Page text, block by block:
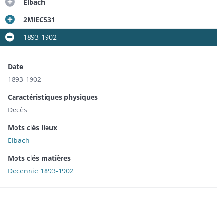
Elbach
2MiEC531
1893-1902
Date
1893-1902
Caractéristiques physiques
Décès
Mots clés lieux
Elbach
Mots clés matières
Décennie 1893-1902